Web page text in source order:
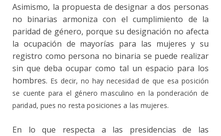
Asimismo, la propuesta de designar a dos personas
no binarias armoniza con el cumplimiento de la
paridad de género, porque su designación no afecta
la ocupación de mayorías para las mujeres y su
registro como persona no binaria se puede realizar
sin que deba ocupar como tal un espacio para los
hombres. Es decir, no hay necesidad de que esa posición
se cuente para el género masculino en la ponderación de
paridad, pues no resta posiciones a las mujeres.
En lo que respecta a las presidencias de las